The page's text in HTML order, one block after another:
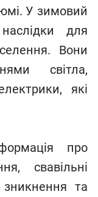
У зимовий
для
Вони
світла,
які
про
свавільні
зникнення та